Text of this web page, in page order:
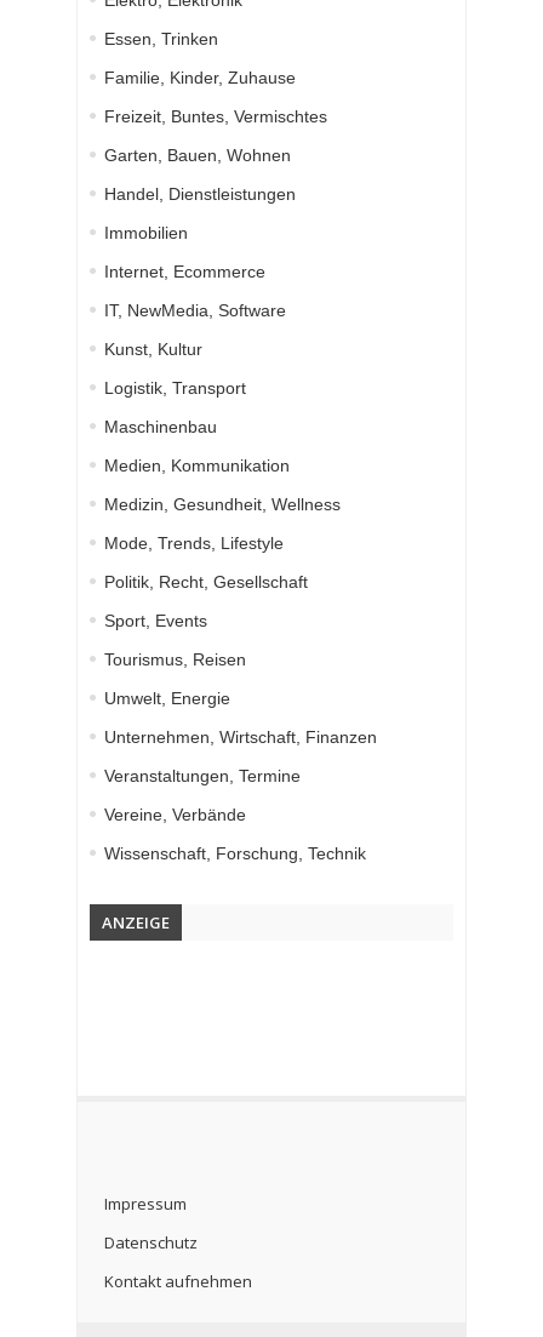
Essen, Trinken
Familie, Kinder, Zuhause
Freizeit, Buntes, Vermischtes
Garten, Bauen, Wohnen
Handel, Dienstleistungen
Immobilien
Internet, Ecommerce
IT, NewMedia, Software
Kunst, Kultur
Logistik, Transport
Maschinenbau
Medien, Kommunikation
Medizin, Gesundheit, Wellness
Mode, Trends, Lifestyle
Politik, Recht, Gesellschaft
Sport, Events
Tourismus, Reisen
Umwelt, Energie
Unternehmen, Wirtschaft, Finanzen
Veranstaltungen, Termine
Vereine, Verbände
Wissenschaft, Forschung, Technik
ANZEIGE
Impressum
Datenschutz
Kontakt aufnehmen